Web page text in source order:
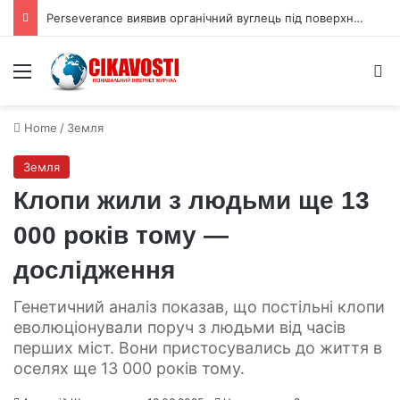
Perseverance виявив органічний вуглець під поверхнею Марса
Menu
Home / Земля
Земля
Клопи жили з людьми ще 13
000 років тому —
дослідження
Генетичний аналіз показав, що постільні клопи
еволюціонували поруч з людьми від часів
перших міст. Вони пристосувались до життя в
оселях ще 13 000 років тому.